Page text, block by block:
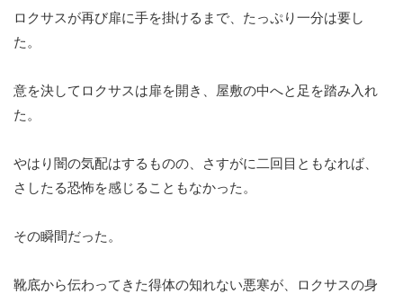
ロクサスが再び扉に手を掛けるまで、たっぷり一分は要し
た。
意を決してロクサスは扉を開き、屋敷の中へと足を踏み入れ
た。
やはり闇の気配はするものの、さすがに二回目ともなれば、
さしたる恐怖を感じることもなかった。
その瞬間だった。
靴底から伝わってきた得体の知れない悪寒が、ロクサスの身